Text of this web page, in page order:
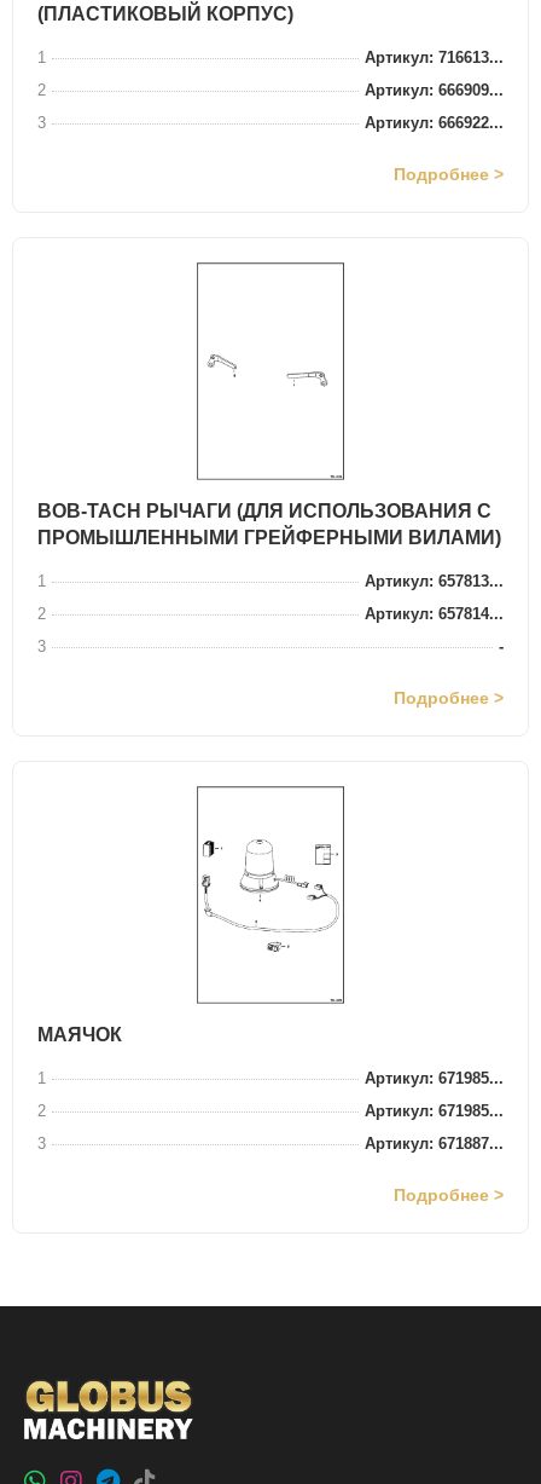
(ПЛАСТИКОВЫЙ КОРПУС)
1
Артикул: 716613...
2
Артикул: 666909...
3
Артикул: 666922...
Подробнее >
BOB-TACH РЫЧАГИ (ДЛЯ ИСПОЛЬЗОВАНИЯ С
ПРОМЫШЛЕННЫМИ ГРЕЙФЕРНЫМИ ВИЛАМИ)
1
Артикул: 657813...
2
Артикул: 657814...
3
-
Подробнее >
МАЯЧОК
1
Артикул: 671985...
2
Артикул: 671985...
3
Артикул: 671887...
Подробнее >